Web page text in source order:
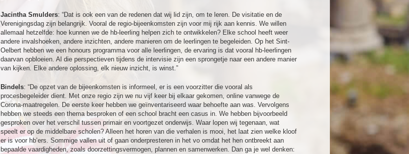
Jacintha Smulders: “Dat is ook een van de redenen dat wij lid zijn, om te leren. De visitatie en de
Verenigingsdag zijn belangrijk. Vooral de regio-bijeenkomsten zijn voor mij rijk aan kennis. We willen
allemaal hetzelfde: hoe kunnen we de hb-leerling helpen zich te ontwikkelen? Elke school heeft weer
andere invalshoeken, andere inzichten, andere manieren om de leerlingen te begeleiden. Op het Sint-
Oelbert hebben we een honours programma voor alle leerlingen, de ervaring is dat vooral hb-leerlingen
daarvan opbloeien. Al die perspectieven tijdens de intervisie zijn een sprongetje naar een andere manier
van kijken. Elke andere oplossing, elk nieuw inzicht, is winst.”
Bindels: “De opzet van de bijeenkomsten is informeel, er is een voorzitter die vooral als
procesbegeleider dient. Met onze regio zijn we nu vijf keer bij elkaar gekomen, online vanwege de
Corona-maatregelen. De eerste keer hebben we geïnventariseerd waar behoefte aan was. Vervolgens
hebben we steeds een thema besproken of een school bracht een casus in. We hebben bijvoorbeeld
gesproken over het verschil tussen primair en voortgezet onderwijs. Waar lopen wij tegenaan, wat
speelt er op de middelbare scholen? Alleen het horen van die verhalen is mooi, het laat zien welke kloof
er is voor hb’ers. Sommige vallen uit of gaan onderpresteren in het vo omdat het hen ontbreekt aan
bepaalde vaardigheden, zoals doorzettingsvermogen, plannen en samenwerken. Dan ga je wel denken: